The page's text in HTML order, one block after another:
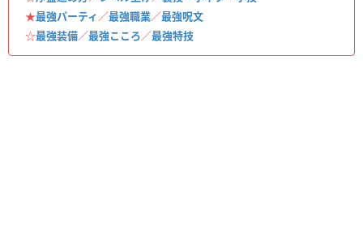
★最強パーティ／最強職業／最強呪文
☆最強装備／最強こころ／最強特技